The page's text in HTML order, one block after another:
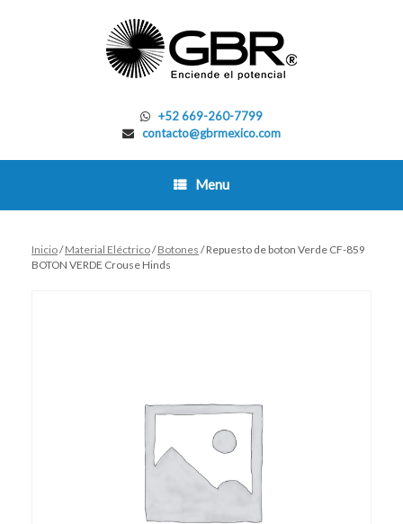
+52 669-260-7799
contacto@gbrmexico.com
Menu
Inicio/Material Eléctrico/Botones / Repuesto de boton Verde CF-859
BOTON VERDE Crouse Hinds